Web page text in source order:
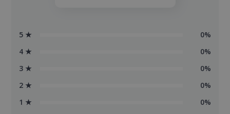
5 ★
0%
4 ★
0%
3 ★
0%
2 ★
0%
1 ★
0%